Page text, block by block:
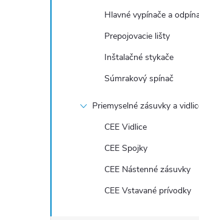
Hlavné vypínače a
Prepojovacie lišty
Inštalačné stykače
Súmrakový spínač
Priemyselné zásuvky a
CEE Vidlice
CEE Spojky
CEE Nástenné zásuvky
CEE Vstavané prívodky